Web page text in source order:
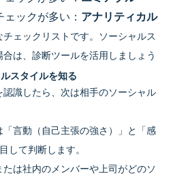
ェックが多い： アナリティカル
ェックリストです。ソーシャルス
は、診断ツールを活用しましょう
スタイルを知る
識したら、次は相手のソーシャル
言動（自己主張の強さ）」と「感
して判断します。
は社内のメンバーや上司がどのソ